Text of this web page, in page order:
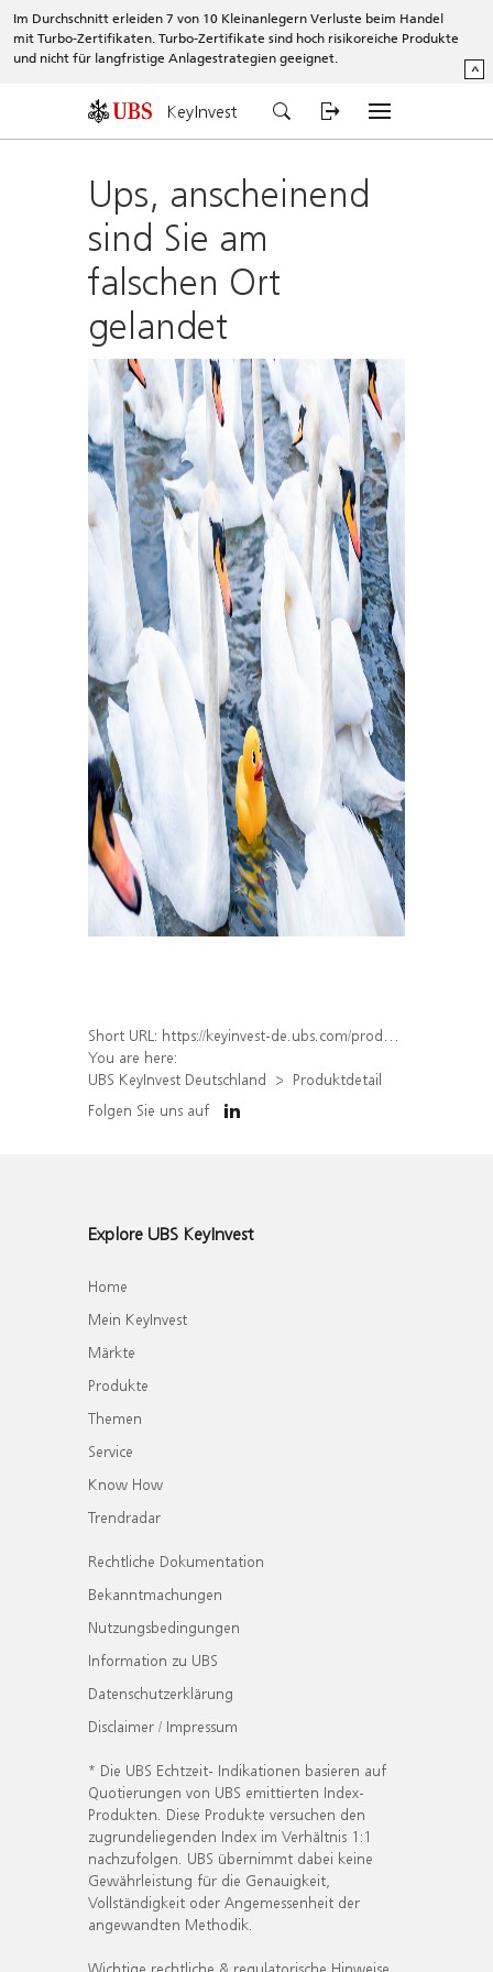
Im Durchschnitt erleiden 7 von 10 Kleinanlegern Verluste beim Handel
mit Turbo-Zertifikaten. Turbo-Zertifikate sind hoch risikoreiche Produkte
und nicht für langfristige Anlagestrategien geeignet.
^
KeyInvest
Ups, anscheinend
sind Sie am
falschen Ort
gelandet
Short URL: https://keyinvest-de.ubs.com/produkt/detail/index/isin/DE000WA1BAQ3
You are here:
UBS KeyInvest Deutschland
Produktdetail
Folgen Sie uns auf
Explore UBS KeyInvest
Home
Mein KeyInvest
Märkte
Produkte
Themen
Service
Know How
Trendradar
Rechtliche Dokumentation
Bekanntmachungen
Nutzungsbedingungen
Information zu UBS
Datenschutzerklärung
Disclaimer / Impressum
* Die UBS Echtzeit- Indikationen basieren auf
Quotierungen von UBS emittierten Index-
Produkten. Diese Produkte versuchen den
zugrundeliegenden Index im Verhältnis 1:1
nachzufolgen. UBS übernimmt dabei keine
Gewährleistung für die Genauigkeit,
Vollständigkeit oder Angemessenheit der
angewandten Methodik.